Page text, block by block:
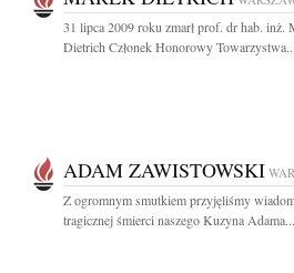
31 lipca 2009 roku zmarł prof. dr hab. inż.
Dietrich Członek Honorowy Towarzystwa...
ADAM ZAWISTOWSKI
Z ogromnym smutkiem przyjęliśmy
tragicznej śmierci naszego Kuzyna Adama...